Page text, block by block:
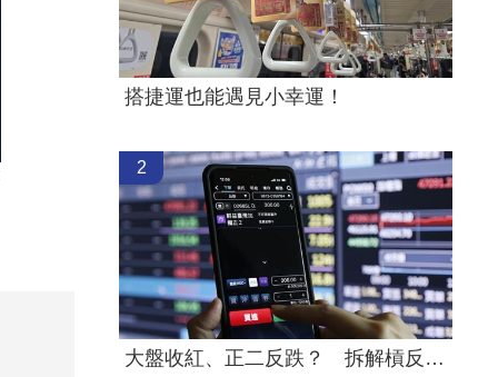
搭捷運也能遇見小幸運！
2
大盤收紅、正二反跌？ 拆解槓反ETF秒懂